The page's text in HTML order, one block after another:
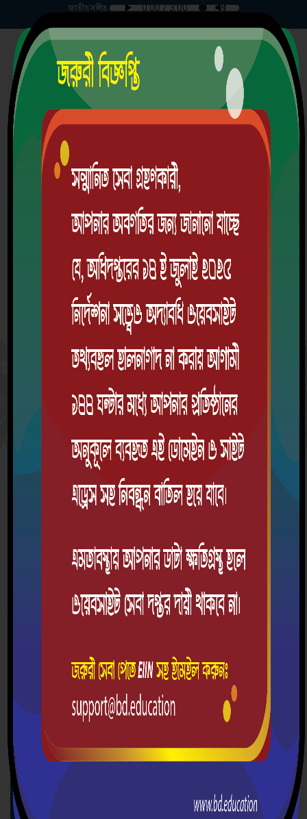
জাতীয় সঙ্গীত
রায়েন্দা সরকারি পাইলট হাই স্কুল
শরণখোলা, বাগেরহাট।
স্থাপিতঃ ১৯৪৭ খ্রিঃ
EIIN: 115229 | MPO Code: 5909011301
ডাউনলোড অ্যাপ লগইন অ্যালামনাই
সিলেবাস
শিক্ষাবর্ষ
এই শ্রেণিতে কোন বিষয়ের সিলেবাস সংযুক্ত করা হয়নি
রায়েন্দা সরকারি পাইলট হাই স্কুল
শরণখোলা, বাগেরহাট।
০১৩০৯১১৫২২৯
rphs1947@gmail.com